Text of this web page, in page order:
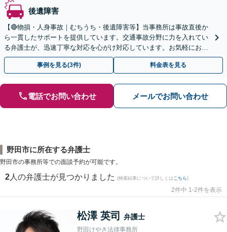
後遺障害
【🔴物損・人身事故｜むちうち・後遺障害等】当事務所は事故直後か
ら一貫したサポートを提供しています。交通事故分野に力を入れてい
る弁護士が、迅速丁寧な対応を心がけ対応しています。お気軽にお問
い合わせください。◤完全予約制・初回法律相談無料◢
事例を見る(3件) 料金表を見る
電話でお問い合わせ メールでお問い合わせ
野田市に所在する弁護士
野田市の事務所等での面談予約が可能です。
2 人の弁護士が見つかりました (検索結果について詳しくは こちら)
2件中 1-2件を表示
松澤 英司 弁護士
野田けやき法律事務所